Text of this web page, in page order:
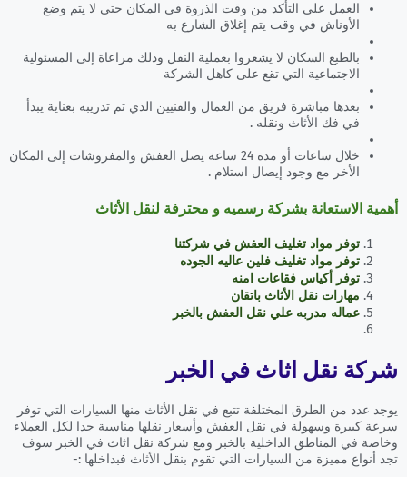
العمل على التأكد من وقت الذروة في المكان حتى لا يتم وضع
الأوناش في وقت يتم إغلاق الشارع به
بالطبع السكان لا يشعروا بعملية النقل وذلك مراعاة إلى المسئولية
الاجتماعية التي تقع على كاهل الشركة
بعدها مباشرة فريق من العمال والفنيين الذي تم تدريبه بعناية يبدأ
في فك الأثاث ونقله .
خلال ساعات أو مدة 24 ساعة يصل العفش والمفروشات إلى المكان
الأخر مع وجود إيصال استلام .
أهمية الاستعانة بشركة رسميه و محترفة لنقل الأثاث
توفر مواد تغليف العفش في شركتنا
توفر مواد تغليف فلين عاليه الجوده
توفر أكياس فقاعات امنه
مهارات نقل الأثاث باتقان
عماله مدربه علي نقل العفش بالخبر
شركة نقل اثاث في الخبر
يوجد عدد من الطرق المختلفة تتبع في نقل الأثاث منها السيارات التي توفر
سرعة كبيرة وسهولة في نقل العفش وأسعار نقلها مناسبة جدا لكل العملاء
وخاصة في المناطق الداخلية بالخبر ومع شركة نقل اثاث في الخبر سوف
تجد أنواع مميزة من السيارات التي تقوم بنقل الأثاث فبداخلها :-